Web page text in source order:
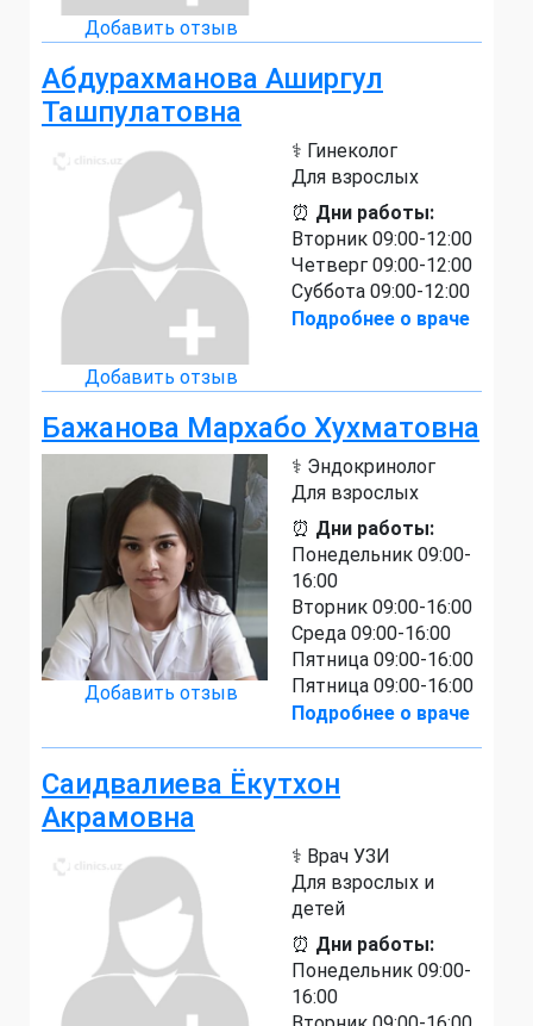
Добавить отзыв
Абдурахманова Аширгул
Ташпулатовна
Добавить отзыв
⚕️ Гинеколог
Для взрослых
⏰ Дни работы:
Вторник 09:00-12:00
Четверг 09:00-12:00
Суббота 09:00-12:00
Подробнее о враче
Бажанова Мархабо Хухматовна
Добавить отзыв
⚕️ Эндокринолог
Для взрослых
⏰ Дни работы:
Понедельник 09:00-
16:00
Вторник 09:00-16:00
Среда 09:00-16:00
Пятница 09:00-16:00
Пятница 09:00-16:00
Подробнее о враче
Саидвалиева Ёкутхон
Акрамовна
⚕️ Врач УЗИ
Для взрослых и
детей
⏰ Дни работы:
Понедельник 09:00-
16:00